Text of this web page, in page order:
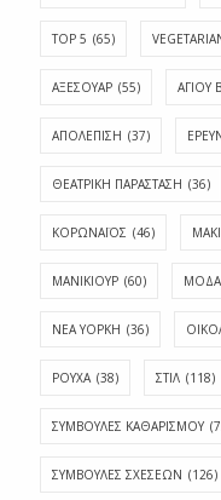
TOP 5 (65)
ΑΞΕΣΟΥΑΡ (55) ΑΓΊΟΥ
ΑΠΟΛΈΠΙΣΗ (37)
ΘΕΑΤΡΙΚΗ ΠΑΡΑΣΤΑΣΗ (36)
ΚΟΡΩΝΑΪΟΣ (46)
ΜΑΝΙΚΙΟΥΡ (60) ΜΟΔΑ
ΝΕΑ ΥΟΡΚΗ (36)
ΡΟΥΧΑ (38) ΣΤΙΛ (118)
ΣΥΜΒΟΥΛΕΣ ΚΑΘΑΡΙΣΜΟΥ
ΣΥΜΒΟΥΛΕΣ ΣΧΕΣΕΩΝ (126)